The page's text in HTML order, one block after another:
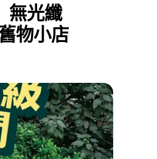
無光纖
物小店